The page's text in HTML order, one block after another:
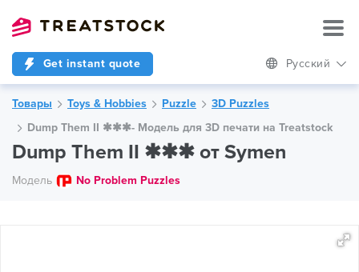
Get instant quote Русский
Товары Toys & Hobbies Puzzle
3D Puzzles
Dump Them II ✱✱✱- Модель для 3D печати на Treatstock
Dump Them II ✱✱✱ от Symen
Модель No Problem Puzzles